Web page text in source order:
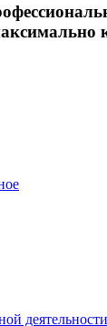
деятельности